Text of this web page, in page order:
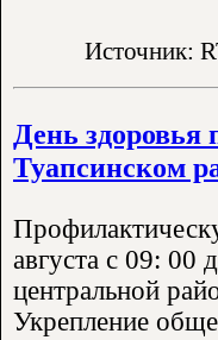
Источник:
День здоровья
Туапсинском
августа с 09: 00
центральной
Укрепление